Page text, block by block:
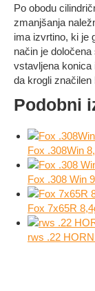
Po obodu
zmanjšanja
ima izvrtino, ki je
način je
vstavljena konica
da krogli značilen
Podobni
Fox .308Win
Fox .308 Win
Fox 7x65R
rws .22